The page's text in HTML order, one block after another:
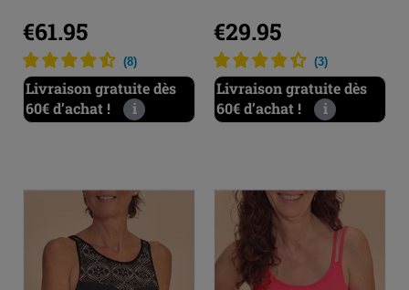
€61.95
(8)
Livraison gratuite dès
60€ d’achat !
i
€29.95
(3)
Livraison gratuite dès
60€ d’achat !
i